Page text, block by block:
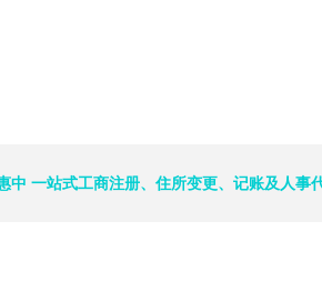
中 一站式工商注册、住所变更、记账及人事